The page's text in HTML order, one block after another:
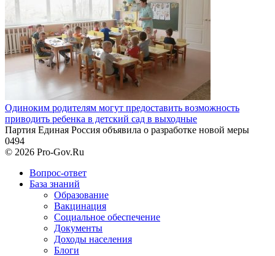
Одиноким родителям могут предоставить возможность
приводить ребенка в детский сад в выходные
Партия Единая Россия объявила о разработке новой меры
0494
© 2026 Pro-Gov.Ru
Вопрос-ответ
База знаний
Образование
Вакцинация
Социальное обеспечение
Документы
Доходы населения
Блоги